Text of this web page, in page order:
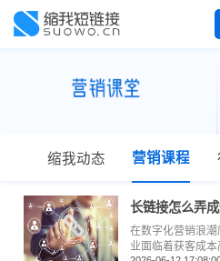
缩我动态 营销课程
在数字化营销浪
业面临着获客成本